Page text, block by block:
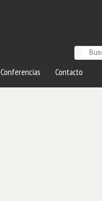
Conferencias Contacto